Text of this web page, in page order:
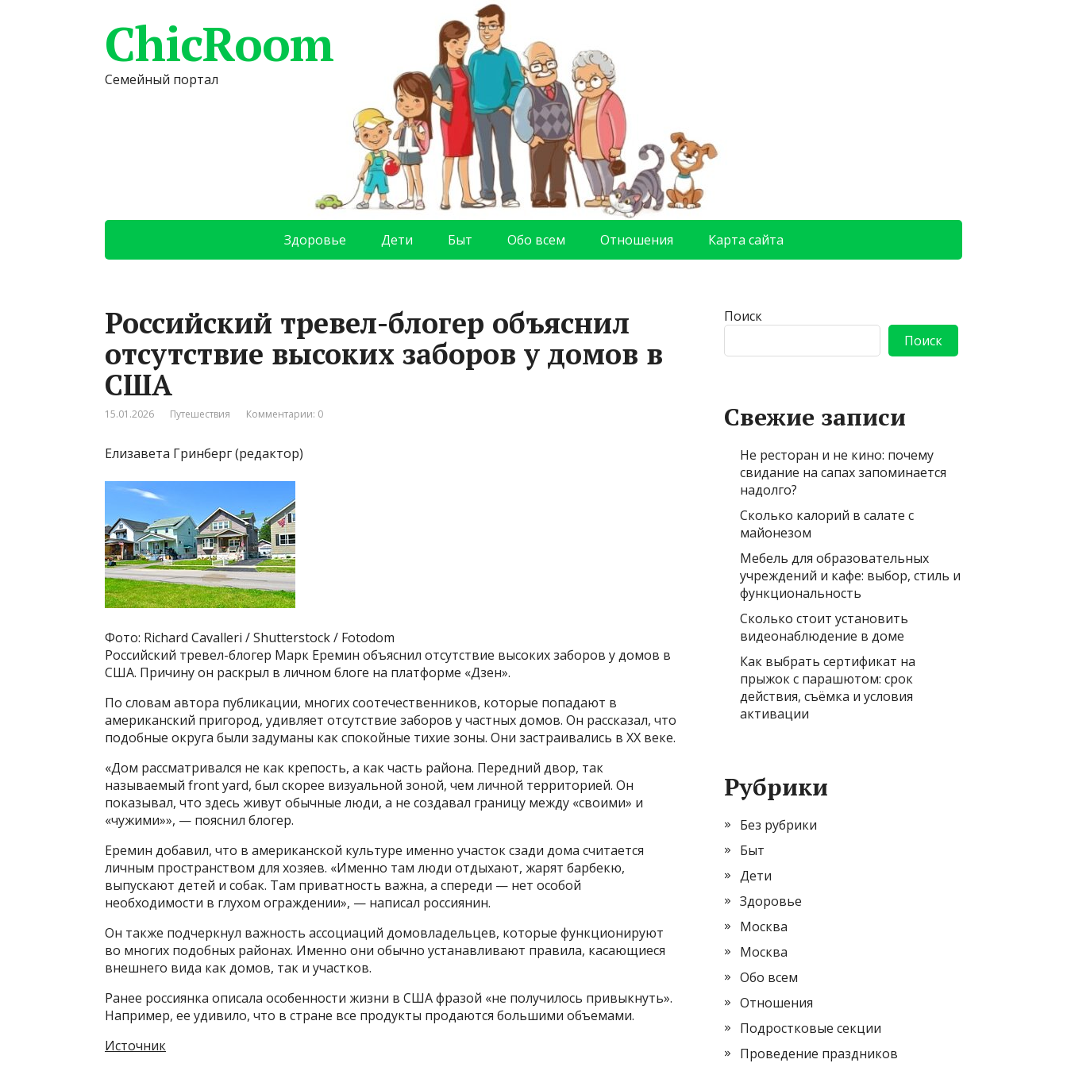
ChicRoom
Семейный портал
Здоровье Дети Быт Обо всем Отношения Карта сайта
Российский тревел-блогер объяснил
отсутствие высоких заборов у домов в
США
15.01.2026 Путешествия Комментарии: 0
Елизавета Гринберг (редактор)
Фото: Richard Cavalleri / Shutterstock / Fotodom
Российский тревел-блогер Марк Еремин объяснил отсутствие высоких заборов у домов в
США. Причину он раскрыл в личном блоге на платформе «Дзен».
По словам автора публикации, многих соотечественников, которые попадают в
американский пригород, удивляет отсутствие заборов у частных домов. Он рассказал, что
подобные округа были задуманы как спокойные тихие зоны. Они застраивались в XX веке.
«Дом рассматривался не как крепость, а как часть района. Передний двор, так
называемый front yard, был скорее визуальной зоной, чем личной территорией. Он
показывал, что здесь живут обычные люди, а не создавал границу между «своими» и
«чужими»», — пояснил блогер.
Еремин добавил, что в американской культуре именно участок сзади дома считается
личным пространством для хозяев. «Именно там люди отдыхают, жарят барбекю,
выпускают детей и собак. Там приватность важна, а спереди — нет особой
необходимости в глухом ограждении», — написал россиянин.
Он также подчеркнул важность ассоциаций домовладельцев, которые функционируют
во многих подобных районах. Именно они обычно устанавливают правила, касающиеся
внешнего вида как домов, так и участков.
Ранее россиянка описала особенности жизни в США фразой «не получилось привыкнуть».
Например, ее удивило, что в стране все продукты продаются большими объемами.
Источник
Поиск
Поиск
Свежие записи
Не ресторан и не кино: почему
свидание на сапах запоминается
надолго?
Сколько калорий в салате с
майонезом
Мебель для образовательных
учреждений и кафе: выбор, стиль и
функциональность
Сколько стоит установить
видеонаблюдение в доме
Как выбрать сертификат на
прыжок с парашютом: срок
действия, съёмка и условия
активации
Рубрики
Без рубрики
Быт
Дети
Здоровье
Москва
Москва
Обо всем
Отношения
Подростковые секции
Проведение праздников